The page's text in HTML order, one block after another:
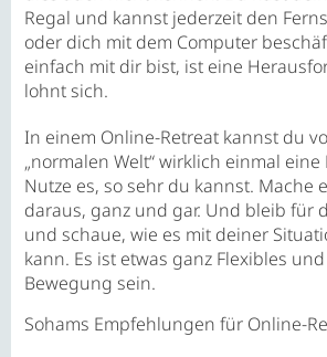
Regal und kannst jederzeit den
oder dich mit dem Computer
einfach mit dir bist, ist eine
lohnt sich.
In einem Online-Retreat kannst du
„normalen Welt“ wirklich einmal eine
Nutze es, so sehr du kannst. Mache
daraus, ganz und gar. Und bleib für
und schaue, wie es mit deiner
kann. Es ist etwas ganz Flexibles
Bewegung sein.
Sohams Empfehlungen für Online-